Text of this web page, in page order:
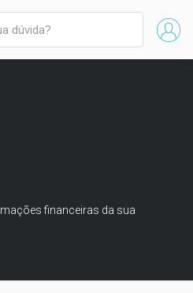
financeiras da sua